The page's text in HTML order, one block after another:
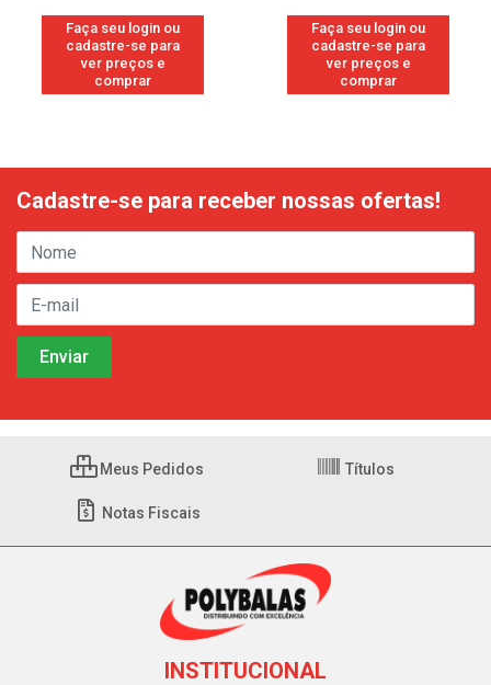
Faça seu login ou
cadastre-se para
ver preços e
comprar
Faça seu login ou
cadastre-se para
ver preços e
comprar
Cadastre-se para receber nossas ofertas!
Meus Pedidos Títulos
Notas Fiscais
INSTITUCIONAL